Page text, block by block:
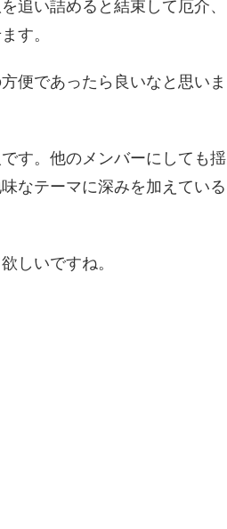
追い詰めると結束して厄介、
す。
便であったら良いなと思いま
す。他のメンバーにしても揺
なテーマに深みを加えている
しいですね。